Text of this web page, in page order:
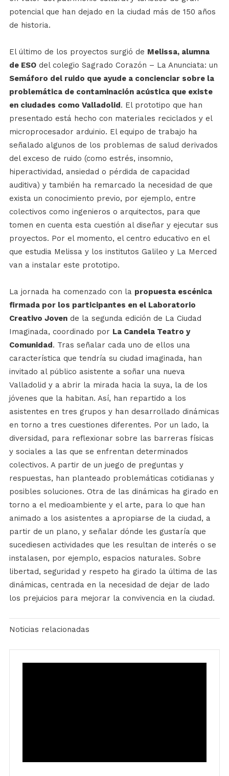
potencial que han dejado en la ciudad más de 150 años
de historia.
El último de los proyectos surgió de Melissa, alumna
de ESOdel colegio Sagrado Corazón – La Anunciata: un
Semáforo del ruido que ayude a concienciar sobre la
problemática de contaminación acústica que existe
en ciudades como Valladolid. El prototipo que han
presentado está hecho con materiales reciclados y el
microprocesador arduinio. El equipo de trabajo ha
señalado algunos de los problemas de salud derivados
del exceso de ruido (como estrés, insomnio,
hiperactividad, ansiedad o pérdida de capacidad
auditiva) y también ha remarcado la necesidad de que
exista un conocimiento previo, por ejemplo, entre
colectivos como ingenieros o arquitectos, para que
tomen en cuenta esta cuestión al diseñar y ejecutar sus
proyectos. Por el momento, el centro educativo en el
que estudia Melissa y los institutos Galileo y La Merced
van a instalar este prototipo.
La jornada ha comenzado con la propuesta escénica
firmada por los participantes en el Laboratorio
Creativo Jovende la segunda edición de La Ciudad
Imaginada, coordinado por La Candela Teatro y
Comunidad. Tras señalar cada uno de ellos una
característica que tendría su ciudad imaginada, han
invitado al público asistente a soñar una nueva
Valladolid y a abrir la mirada hacia la suya, la de los
jóvenes que la habitan. Así, han repartido a los
asistentes en tres grupos y han desarrollado dinámicas
en torno a tres cuestiones diferentes. Por un lado, la
diversidad, para reflexionar sobre las barreras físicas
y sociales a las que se enfrentan determinados
colectivos. A partir de un juego de preguntas y
respuestas, han planteado problemáticas cotidianas y
posibles soluciones. Otra de las dinámicas ha girado en
torno a el medioambiente y el arte, para lo que han
animado a los asistentes a apropiarse de la ciudad, a
partir de un plano, y señalar dónde les gustaría que
sucediesen actividades que les resultan de interés o se
instalasen, por ejemplo, espacios naturales. Sobre
libertad, seguridad y respeto ha girado la última de las
dinámicas, centrada en la necesidad de dejar de lado
los prejuicios para mejorar la convivencia en la ciudad.
Noticias relacionadas